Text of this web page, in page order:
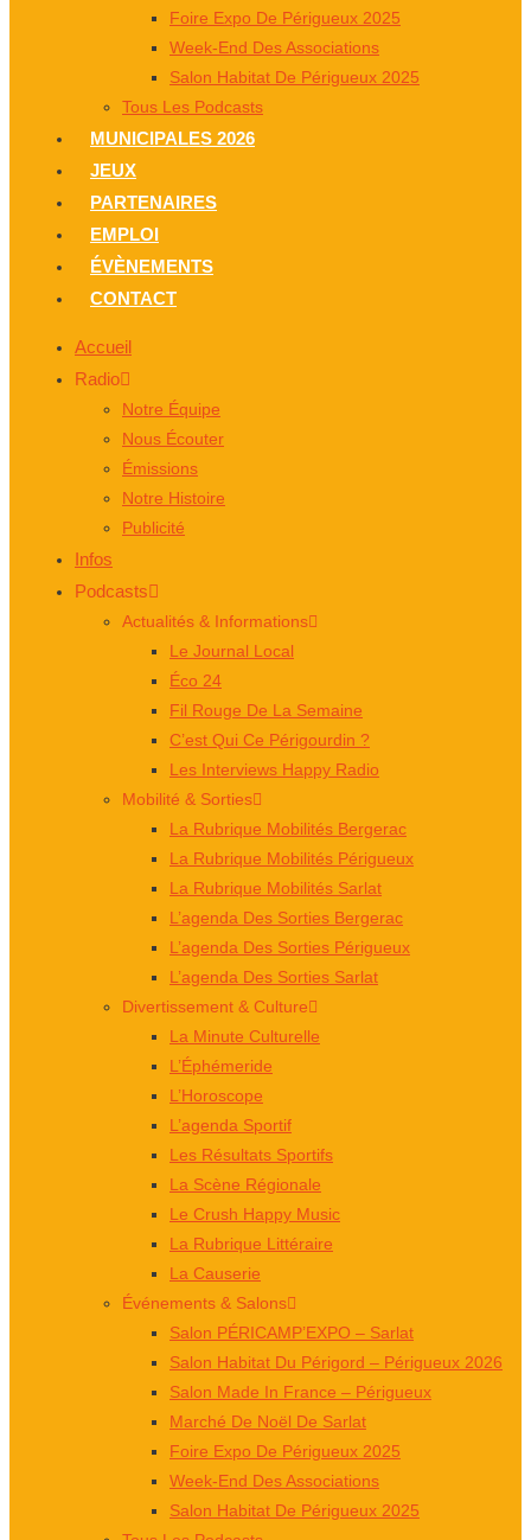
Foire Expo De Périgueux 2025
Week-End Des Associations
Salon Habitat De Périgueux 2025
Tous Les Podcasts
MUNICIPALES 2026
JEUX
PARTENAIRES
EMPLOI
ÉVÈNEMENTS
CONTACT
Accueil
Radio
Notre Équipe
Nous Écouter
Émissions
Notre Histoire
Publicité
Infos
Podcasts
Actualités & Informations
Le Journal Local
Éco 24
Fil Rouge De La Semaine
C’est Qui Ce Périgourdin ?
Les Interviews Happy Radio
Mobilité & Sorties
La Rubrique Mobilités Bergerac
La Rubrique Mobilités Périgueux
La Rubrique Mobilités Sarlat
L’agenda Des Sorties Bergerac
L’agenda Des Sorties Périgueux
L’agenda Des Sorties Sarlat
Divertissement & Culture
La Minute Culturelle
L’Éphémeride
L’Horoscope
L’agenda Sportif
Les Résultats Sportifs
La Scène Régionale
Le Crush Happy Music
La Rubrique Littéraire
La Causerie
Événements & Salons
Salon PÉRICAMP’EXPO – Sarlat
Salon Habitat Du Périgord – Périgueux 2026
Salon Made In France – Périgueux
Marché De Noël De Sarlat
Foire Expo De Périgueux 2025
Week-End Des Associations
Salon Habitat De Périgueux 2025